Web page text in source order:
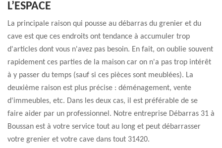
L’ESPACE
La principale raison qui pousse au débarras du grenier et du
cave est que ces endroits ont tendance à accumuler trop
d'articles dont vous n'avez pas besoin. En fait, on oublie souvent
rapidement ces parties de la maison car on n'a pas trop intérêt
à y passer du temps (sauf si ces pièces sont meublées). La
deuxième raison est plus précise : déménagement, vente
d'immeubles, etc. Dans les deux cas, il est préférable de se
faire aider par un professionnel. Notre entreprise Débarras 31 à
Boussan est à votre service tout au long et peut débarrasser
votre grenier et votre cave dans tout 31420.